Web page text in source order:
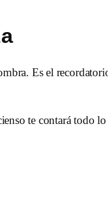
Es el
te contará todo